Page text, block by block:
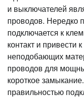
и выключателей
проводов. Нередко
подключается к
контакт и привести
неподобающих
проводов для
короткое
правильностью